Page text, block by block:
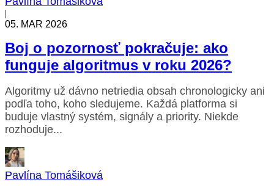
|
05. MAR 2026
Boj o pozornosť pokračuje: ako
funguje algoritmus v roku 2026?
Algoritmy už dávno netriedia obsah chronologicky ani
podľa toho, koho sledujeme. Každá platforma si
buduje vlastný systém, signály a priority. Niekde
rozhoduje...
Pavlína Tomášiková